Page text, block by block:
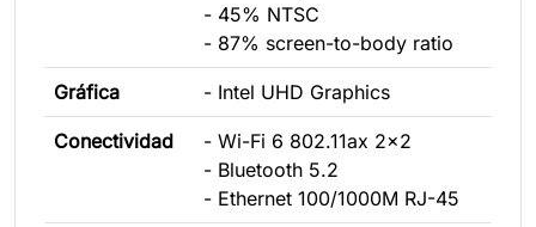
- 45% NTSC
- 87% screen-to-body ratio
Gráfica - Intel UHD Graphics
Conectividad
- Wi-Fi 6 802.11ax 2x2
- Bluetooth 5.2
- Ethernet 100/1000M RJ-45